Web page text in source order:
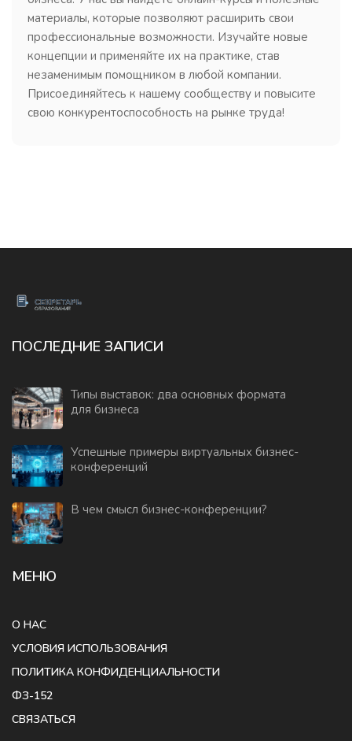
материалы, которые позволяют расширить свои
профессиональные возможности. Изучайте новые
концепции и применяйте их на практике, став
незаменимым помощником в любой компании.
Присоединяйтесь к нашему сообществу и повысите
свою конкурентоспособность на рынке труда!
ПОСЛЕДНИЕ ЗАПИСИ
Типы выставок: два основных формата
для бизнеса
Успешные примеры виртуальных бизнес-
конференций
В чем смысл бизнес-конференции?
МЕНЮ
О НАС
УСЛОВИЯ ИСПОЛЬЗОВАНИЯ
ПОЛИТИКА КОНФИДЕНЦИАЛЬНОСТИ
ФЗ-152
СВЯЗАТЬСЯ